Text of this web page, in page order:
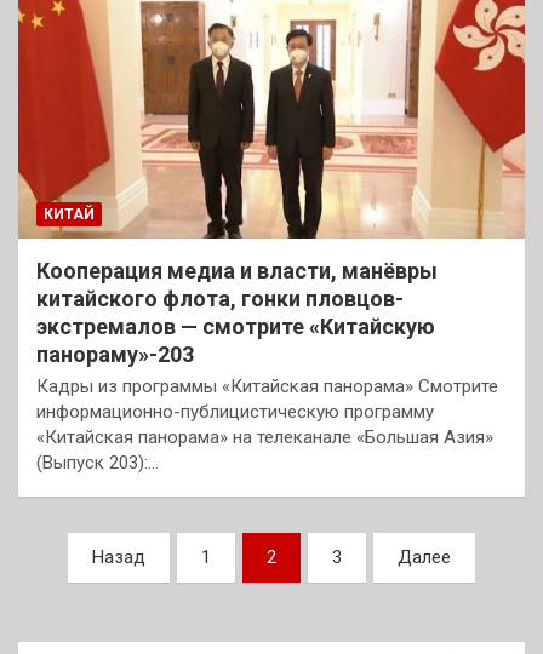
КИТАЙ
Кооперация медиа и власти, манёвры
китайского флота, гонки пловцов-
экстремалов — смотрите «Китайскую
панораму»-203
Кадры из программы «Китайская панорама» Смотрите
информационно-публицистическую программу
«Китайская панорама» на телеканале «Большая Азия»
(Выпуск 203):…
Пагинация
записей
Назад 1 2 3 Далее